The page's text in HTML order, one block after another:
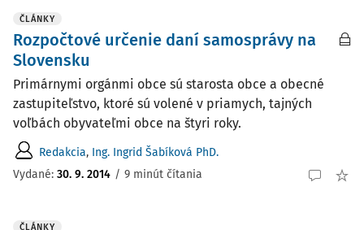
ČLÁNKY
Rozpočtové určenie daní samosprávy na
Slovensku
Primárnymi orgánmi obce sú starosta obce a obecné
zastupiteľstvo, ktoré sú volené v priamych, tajných
voľbách obyvateľmi obce na štyri roky.
Redakcia, Ing. Ingrid Šabíková PhD.
Vydané: 30. 9. 2014 / 9 minút čítania
ČLÁNKY